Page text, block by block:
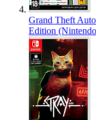
Grand Theft
Edition